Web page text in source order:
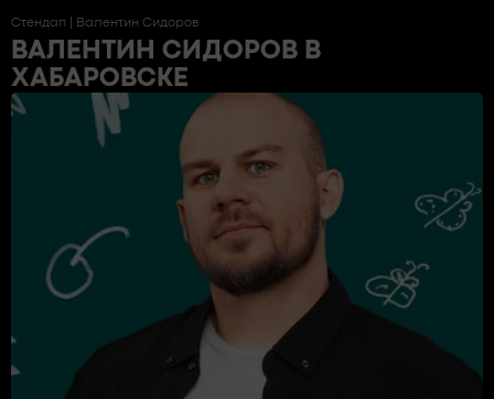
Стендап | Валентин Сидоров
ВАЛЕНТИН СИДОРОВ В
ХАБАРОВСКЕ